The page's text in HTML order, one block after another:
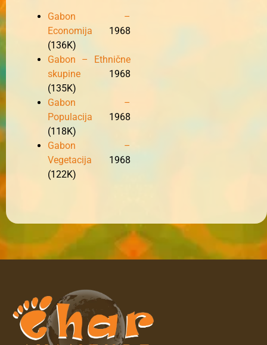
Gabon –
Economija 1968
(136K)
Gabon – Ethnične
skupine 1968
(135K)
Gabon –
Populacija 1968
(118K)
Gabon –
Vegetacija 1968
(122K)